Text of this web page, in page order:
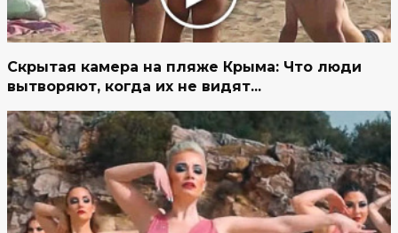
Скрытая камера на пляже Крыма: Что люди
вытворяют, когда их не видят...